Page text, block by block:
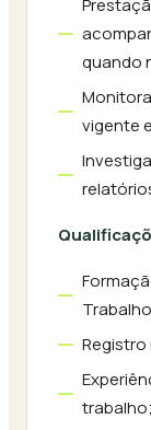
quando
vigente
trabalho;